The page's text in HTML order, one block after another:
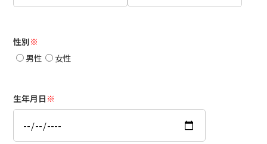
性別※
男性
女性
生年月日 ※